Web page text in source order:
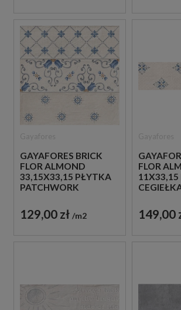
GAYAFORES BRICK
FLOR ALMOND
33,15X33,15 PŁYTKA
PATCHWORK
129,00 zł m2
FLOR
11X33,15
149,00